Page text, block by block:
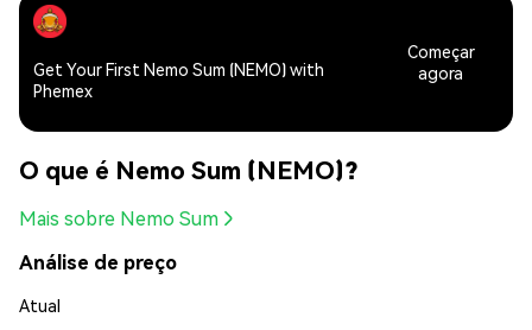
Get Your First Nemo Sum (NEMO) with
Phemex
Começar
agora
O que é Nemo Sum (NEMO)?
Mais sobre Nemo Sum
Análise de preço
Atual